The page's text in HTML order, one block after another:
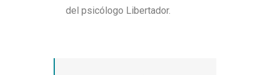
del psicólogo Libertador.